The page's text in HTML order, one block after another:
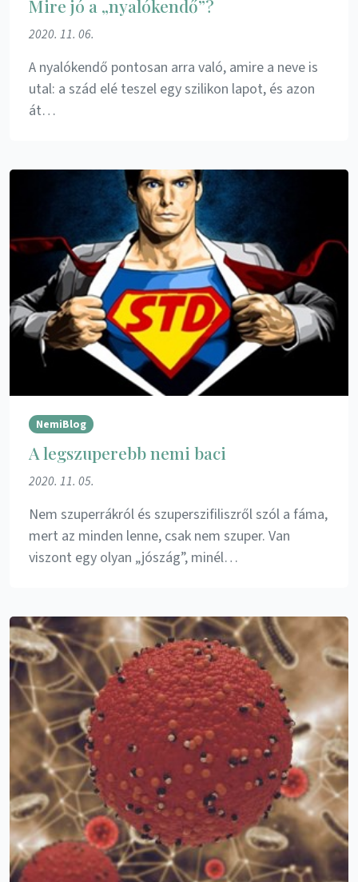
Mire jó a „nyalókendő”?
2020. 11. 06.
A nyalókendő pontosan arra való, amire a neve is
utal: a szád elé teszel egy szilikon lapot, és azon
át…
NemiBlog
A legszuperebb nemi baci
2020. 11. 05.
Nem szuperrákról és szuperszifiliszről szól a fáma,
mert az minden lenne, csak nem szuper. Van
viszont egy olyan „jószág”, minél…